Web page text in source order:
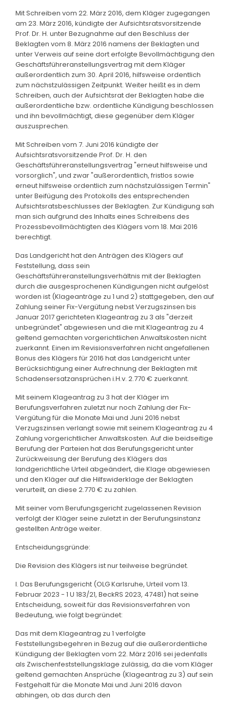
Mit Schreiben vom 22. März 2016, dem Kläger zugegangen
am 23. März 2016, kündigte der Aufsichtsratsvorsitzende
Prof. Dr. H. unter Bezugnahme auf den Beschluss der
Beklagten vom 8. März 2016 namens der Beklagten und
unter Verweis auf seine dort erfolgte Bevollmächtigung den
Geschäftsführeranstellungsvertrag mit dem Kläger
außerordentlich zum 30. April 2016, hilfsweise ordentlich
zum nächstzulässigen Zeitpunkt. Weiter heißt es in dem
Schreiben, auch der Aufsichtsrat der Beklagten habe die
außerordentliche bzw. ordentliche Kündigung beschlossen
und ihn bevollmächtigt, diese gegenüber dem Kläger
auszusprechen.
Mit Schreiben vom 7. Juni 2016 kündigte der
Aufsichtsratsvorsitzende Prof. Dr. H. den
Geschäftsführeranstellungsvertrag "erneut hilfsweise und
vorsorglich", und zwar "außerordentlich, fristlos sowie
erneut hilfsweise ordentlich zum nächstzulässigen Termin"
unter Beifügung des Protokolls des entsprechenden
Aufsichtsratsbeschlusses der Beklagten. Zur Kündigung sah
man sich aufgrund des Inhalts eines Schreibens des
Prozessbevollmächtigten des Klägers vom 18. Mai 2016
berechtigt.
Das Landgericht hat den Anträgen des Klägers auf
Feststellung, dass sein
Geschäftsführeranstellungsverhältnis mit der Beklagten
durch die ausgesprochenen Kündigungen nicht aufgelöst
worden ist (Klageanträge zu 1 und 2) stattgegeben, den auf
Zahlung seiner Fix-Vergütung nebst Verzugszinsen bis
Januar 2017 gerichteten Klageantrag zu 3 als "derzeit
unbegründet" abgewiesen und die mit Klageantrag zu 4
geltend gemachten vorgerichtlichen Anwaltskosten nicht
zuerkannt. Einen im Revisionsverfahren nicht angefallenen
Bonus des Klägers für 2016 hat das Landgericht unter
Berücksichtigung einer Aufrechnung der Beklagten mit
Schadensersatzansprüchen i.H.v. 2.770 € zuerkannt.
Mit seinem Klageantrag zu 3 hat der Kläger im
Berufungsverfahren zuletzt nur noch Zahlung der Fix-
Vergütung für die Monate Mai und Juni 2016 nebst
Verzugszinsen verlangt sowie mit seinem Klageantrag zu 4
Zahlung vorgerichtlicher Anwaltskosten. Auf die beidseitige
Berufung der Parteien hat das Berufungsgericht unter
Zurückweisung der Berufung des Klägers das
landgerichtliche Urteil abgeändert, die Klage abgewiesen
und den Kläger auf die Hilfswiderklage der Beklagten
verurteilt, an diese 2.770 € zu zahlen.
Mit seiner vom Berufungsgericht zugelassenen Revision
verfolgt der Kläger seine zuletzt in der Berufungsinstanz
gestellten Anträge weiter.
Entscheidungsgründe:
Die Revision des Klägers ist nur teilweise begründet.
I. Das Berufungsgericht (OLG Karlsruhe, Urteil vom 13.
Februar 2023 - 1 U 183/21, BeckRS 2023, 47481) hat seine
Entscheidung, soweit für das Revisionsverfahren von
Bedeutung, wie folgt begründet:
Das mit dem Klageantrag zu 1 verfolgte
Feststellungsbegehren in Bezug auf die außerordentliche
Kündigung der Beklagten vom 22. März 2016 sei jedenfalls
als Zwischenfeststellungsklage zulässig, da die vom Kläger
geltend gemachten Ansprüche (Klageantrag zu 3) auf sein
Festgehalt für die Monate Mai und Juni 2016 davon
abhingen, ob das durch den